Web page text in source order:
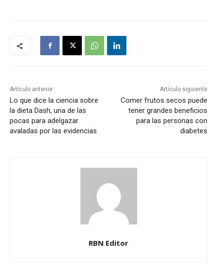
Artículo anterior
Lo que dice la ciencia sobre
la dieta Dash, una de las
pocas para adelgazar
avaladas por las evidencias
Artículo siguiente
Comer frutos secos puede
tener grandes beneficios
para las personas con
diabetes
RBN Editor